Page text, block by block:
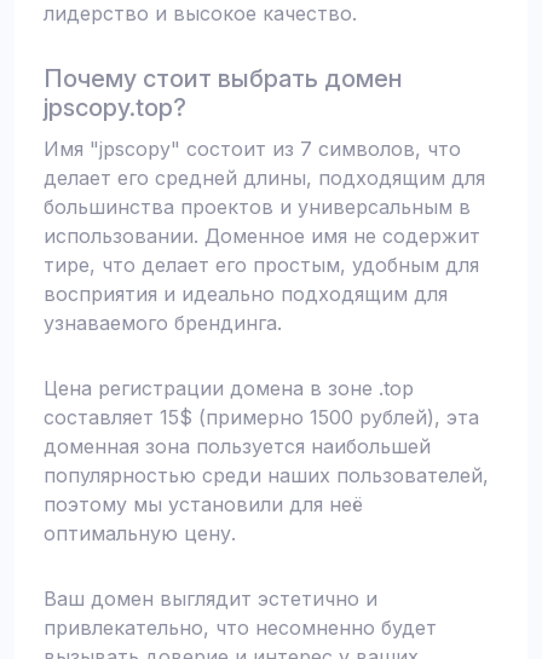
лидерство и высокое качество.
Почему стоит выбрать домен
jpscopy.top?
Имя "jpscopy" состоит из 7 символов, что
делает его средней длины, подходящим для
большинства проектов и универсальным в
использовании. Доменное имя не содержит
тире, что делает его простым, удобным для
восприятия и идеально подходящим для
узнаваемого брендинга.
Цена регистрации домена в зоне .top
составляет 15$ (примерно 1500 рублей), эта
доменная зона пользуется наибольшей
популярностью среди наших пользователей,
поэтому мы установили для неё
оптимальную цену.
Ваш домен выглядит эстетично и
привлекательно, что несомненно будет